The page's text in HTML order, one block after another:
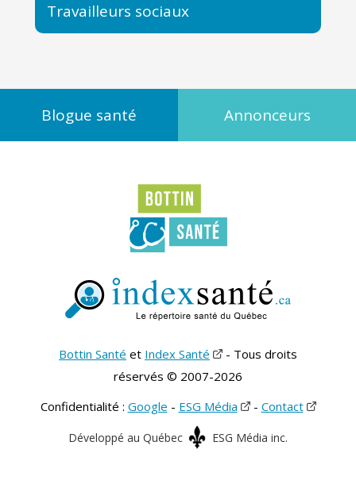
Travailleurs sociaux
Blogue santé Annonceurs
Bottin Santé et Index Santé
- Tous droits
réservés © 2007-2026
Confidentialité : Google - ESG Média - Contact
Développé au Québec ESG Média inc.